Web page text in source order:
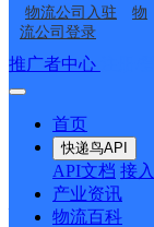
物流公司入驻
物
流公司登录
推广者中心
首页
快递鸟API
API文档 接
产业资讯
物流百科
圆通速
派送
顺丰